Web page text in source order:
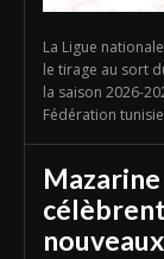
La Ligue
le tirage au sort
la saison 2026-
Fédération
Mazarine
célèbrent